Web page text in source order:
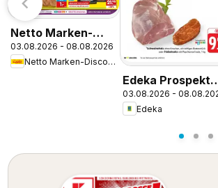
Netto Marken-
Discount Prospekt
Sindelfingen
03.08.2026 - 08.08.2026
Netto Marken-Discount
Edeka Prospekt
Nonnenhorn /
Bodensee
03.08.2026 -
Edeka